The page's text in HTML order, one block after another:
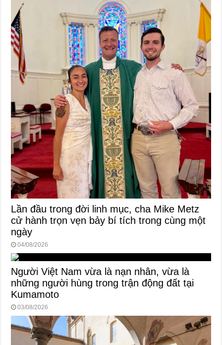
Lần đầu trong đời linh mục, cha Mike Metz
cử hành trọn vẹn bảy bí tích trong cùng một
ngày
04/08/2026
Người Việt Nam vừa là nạn nhân, vừa là
những người hùng trong trận động đất tại
Kumamoto
03/08/2026